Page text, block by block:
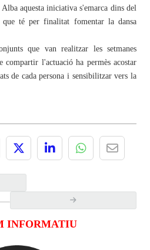
Alba aquesta iniciativa s'emarca dins del
que té per finalitat fomentar la dansa
que van realitzar les setmanes
compartir l'actuació ha permès acostar
de cada persona i sensibilitzar vers la
INFORMATIU